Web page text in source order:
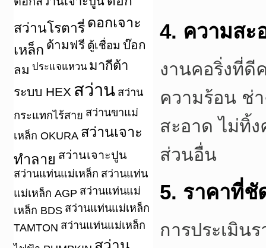
สว่านโรตารี่ ดอกเจาะ
เหล็ก ด้ามฟรี ตู้เชื่อม บ๊อก
ลม ประแจแหวน มากีต้า
ระบบ HEX สว่าน สว่าน
กระแทกไร้สาย สว่านขาแม่
เหล็ก OKURA สว่านเจาะ
ทำลาย สว่านเจาะปูน
สว่านแท่นแม่เหล็ก สว่านแท่น
แม่เหล็ก AGP สว่านแท่นแม่
เหล็ก BDS สว่านแท่นแม่เหล็ก
TAMTON สว่านแท่นแม่เหล็ก
4. ความสะ
งานคอริ่งที่ดี
ความร้อน ช่
สะอาด ไม่ทิ้
ส่วนอื่น
5. ราคาที่ชั
การประเมิน